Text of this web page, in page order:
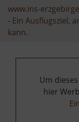
www.ins-
- Ein Ausflugsziel,
kann.
Um
hier